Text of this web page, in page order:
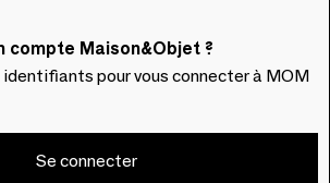
compte Maison&Objet ?
pour vous connecter à MOM
Se connecter